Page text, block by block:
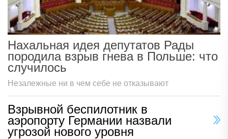
Нахальная идея депутатов Рады
породила взрыв гнева в Польше: что
случилось
Незалежные ни в чем себе не отказывают
Взрывной беспилотник в
аэропорту Германии назвали
угрозой нового уровня